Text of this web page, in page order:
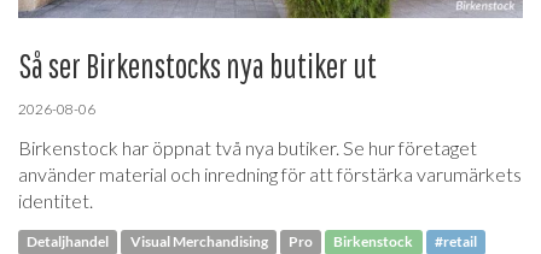
Så ser Birkenstocks nya butiker ut
2026-08-06
Birkenstock har öppnat två nya butiker. Se hur företaget
använder material och inredning för att förstärka varumärkets
identitet.
Detaljhandel Visual Merchandising Pro Birkenstock #retail